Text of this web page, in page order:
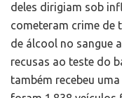
deles dirigiam sob
cometeram crime de
de álcool no sangue
recusas ao teste do
também recebeu